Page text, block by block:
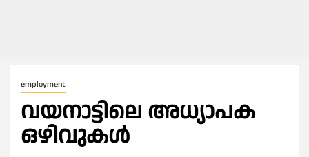
employment
വയനാട്ടിലെ അധ്യാപക
ഒഴിവുകൾ